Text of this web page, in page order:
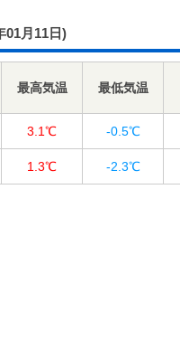
01月11日)
最高気温 最低気温
3.1℃ -0.5℃
1.3℃ -2.3℃